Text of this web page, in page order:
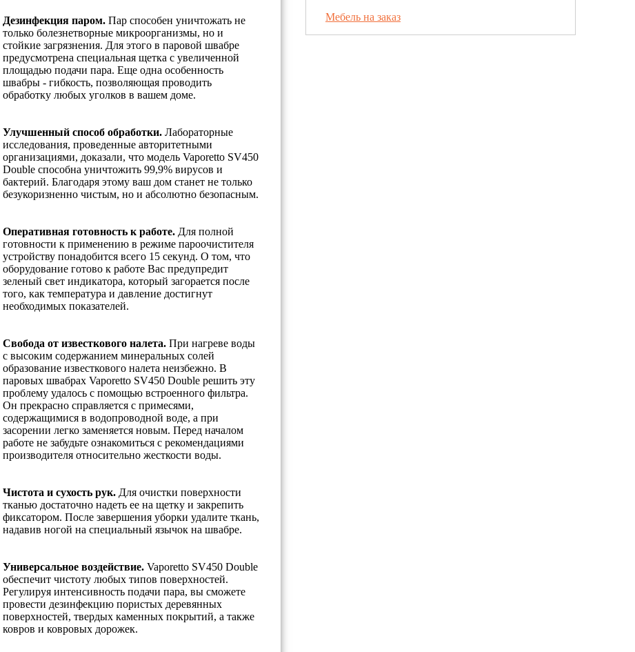
Дезинфекция паром. Пар способен уничтожать не
только болезнетворные микроорганизмы, но и
стойкие загрязнения. Для этого в паровой швабре
предусмотрена специальная щетка с увеличенной
площадью подачи пара. Еще одна особенность
швабры - гибкость, позволяющая проводить
обработку любых уголков в вашем доме.
Улучшенный способ обработки. Лабораторные
исследования, проведенные авторитетными
организациями, доказали, что модель Vaporetto SV450
Double способна уничтожить 99,9% вирусов и
бактерий. Благодаря этому ваш дом станет не только
безукоризненно чистым, но и абсолютно безопасным.
Оперативная готовность к работе. Для полной
готовности к применению в режиме пароочистителя
устройству понадобится всего 15 секунд. О том, что
оборудование готово к работе Вас предупредит
зеленый свет индикатора, который загорается после
того, как температура и давление достигнут
необходимых показателей.
Свобода от известкового налета. При нагреве воды
с высоким содержанием минеральных солей
образование известкового налета неизбежно. В
паровых швабрах Vaporetto SV450 Double решить эту
проблему удалось с помощью встроенного фильтра.
Он прекрасно справляется с примесями,
содержащимися в водопроводной воде, а при
засорении легко заменяется новым. Перед началом
работе не забудьте ознакомиться с рекомендациями
производителя относительно жесткости воды.
Чистота и сухость рук. Для очистки поверхности
тканью достаточно надеть ее на щетку и закрепить
фиксатором. После завершения уборки удалите ткань,
надавив ногой на специальный язычок на швабре.
Универсальное воздействие. Vaporetto SV450 Double
обеспечит чистоту любых типов поверхностей.
Регулируя интенсивность подачи пара, вы сможете
провести дезинфекцию пористых деревянных
поверхностей, твердых каменных покрытий, а также
ковров и ковровых дорожек.
Мебель на заказ